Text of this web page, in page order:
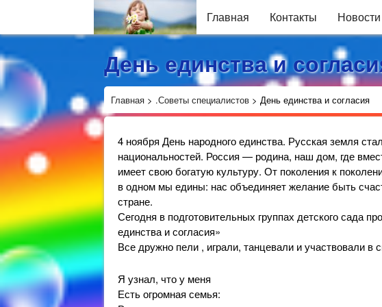
Главная Контакты Новости
День единства и
Главная > .Советы специалистов > День единства и согласия
4 ноября День народного единства. Русская земля
национальностей. Россия — родина, наш дом, где
имеет свою богатую культуру. От поколения к
в одном мы едины: нас объединяет желание быть
стране.
Сегодня в подготовительных группах детского сада
единства и согласия»
Все дружно пели , играли, танцевали и участвовали в
Я узнал, что у меня
Есть огромная семья: